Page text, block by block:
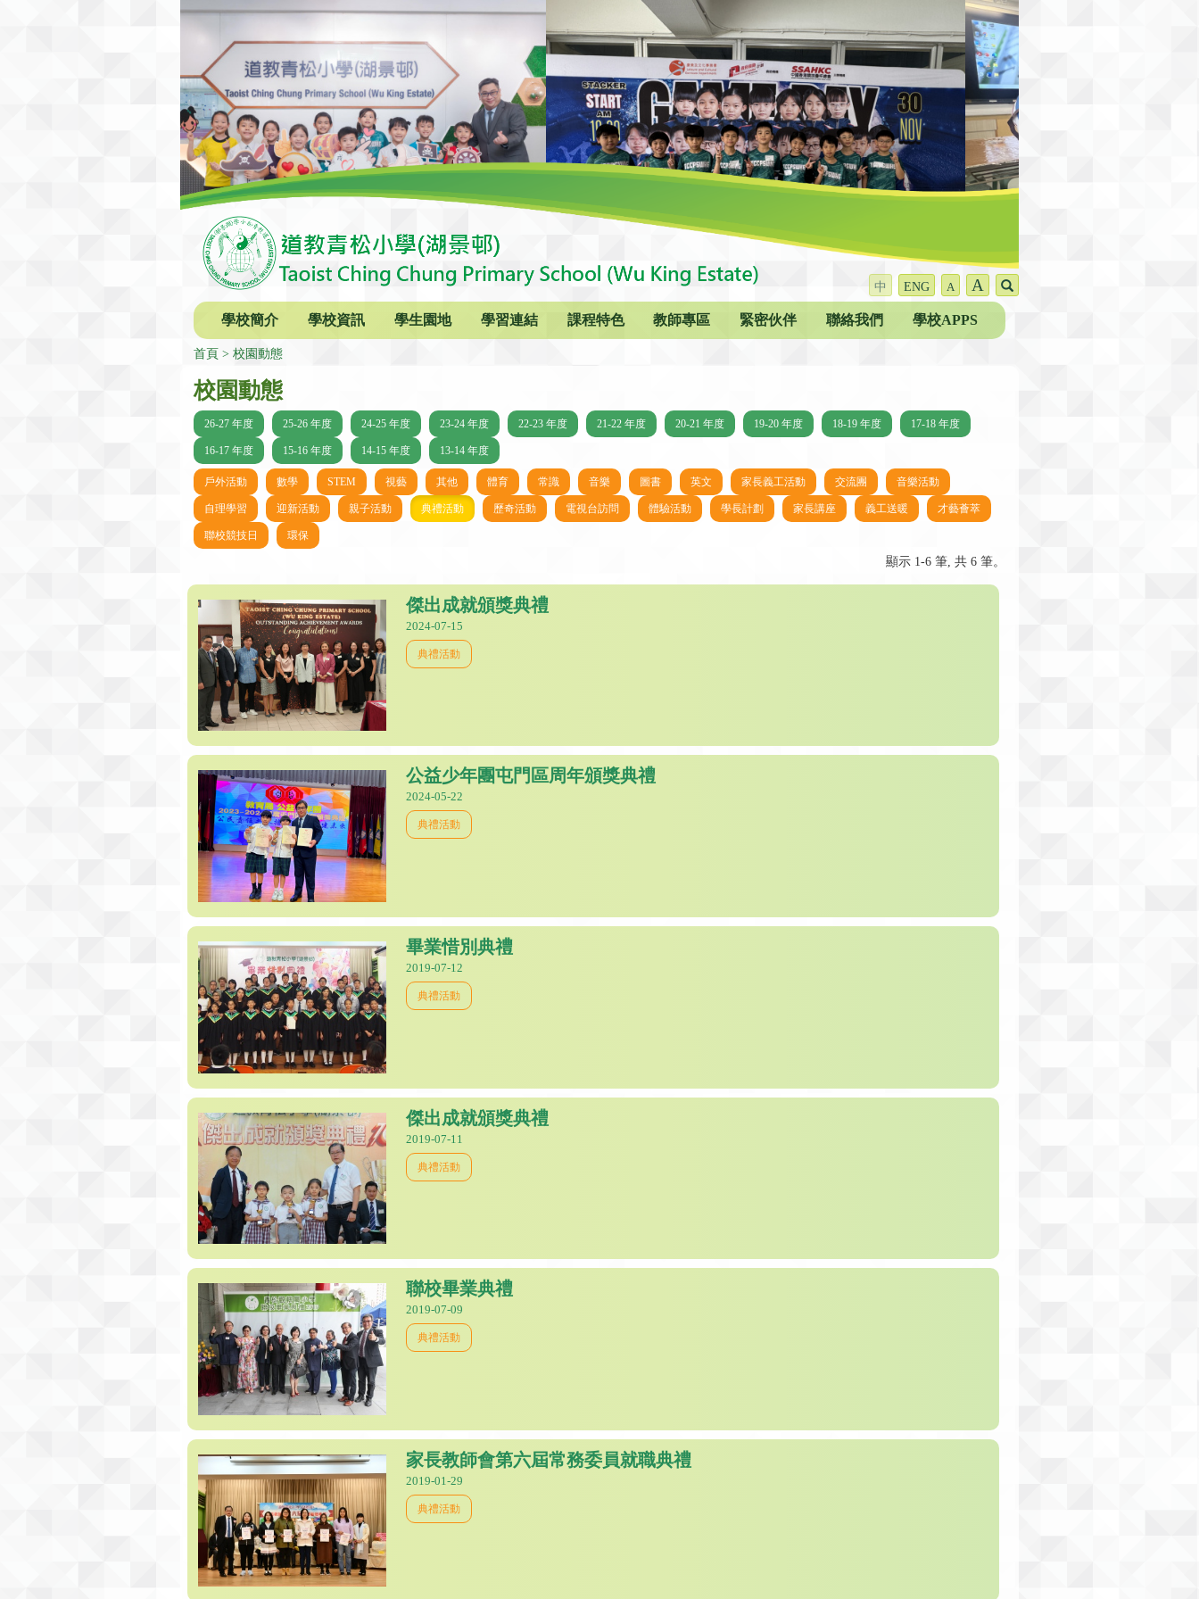
中 ENG A A
學校簡介 學校資訊 學生園地 學習連結 課程特色 教師專區 緊密伙伴 聯絡我們 學校APPS
首頁 校園動態
校園動態
26-27 年度 25-26 年度 24-25 年度 23-24 年度 22-23 年度 21-22 年度 20-21 年度 19-20 年度 18-19 年度 17-18 年度
16-17 年度 15-16 年度 14-15 年度 13-14 年度
戶外活動 數學 STEM 視藝 其他 體育 常識 音樂 圖書 英文 家長義工活動 交流團 音樂活動
自理學習 迎新活動 親子活動 典禮活動 歷奇活動 電視台訪問 體驗活動 學長計劃 家長講座 義工送暖 才藝薈萃
聯校競技日 環保
顯示 1-6 筆, 共 6 筆。
傑出成就頒獎典禮
2024-07-15
典禮活動
公益少年團屯門區周年頒獎典禮
2024-05-22
典禮活動
畢業惜別典禮
2019-07-12
典禮活動
傑出成就頒獎典禮
2019-07-11
典禮活動
聯校畢業典禮
2019-07-09
典禮活動
家長教師會第六屆常務委員就職典禮
2019-01-29
典禮活動